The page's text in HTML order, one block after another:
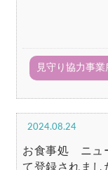
見守り協力事業
2024.08.24
お食事処 ニュ
て登録されまし